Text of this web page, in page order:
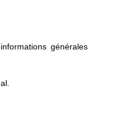
générales